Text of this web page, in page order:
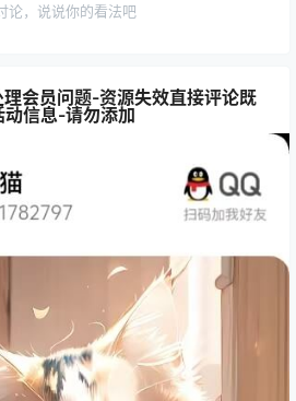
论，说说你的看法吧
会员问题-资源失效直接评论既
信息-请勿添加